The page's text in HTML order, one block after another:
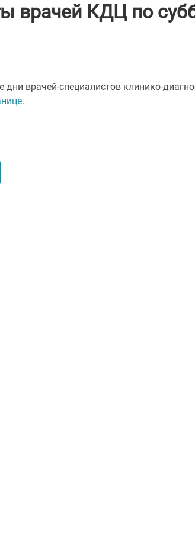
врачей КДЦ по
дни врачей-специалистов клинико-
.